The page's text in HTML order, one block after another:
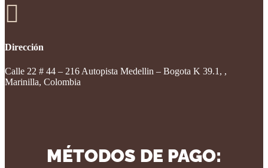

Dirección
Calle 22 # 44 – 216 Autopista Medellin – Bogota K 39.1, ,
Marinilla, Colombia
MÉTODOS DE PAGO: